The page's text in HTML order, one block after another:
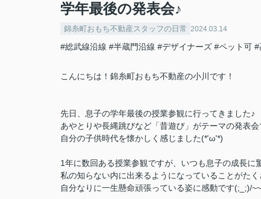
学年最後の発表会♪
錦糸町おもち不動産スタッフの日常 2024.03.14
#総武線沿線 #半蔵門沿線 #デザイナーズ #ペット可 #
こんにちは！錦糸町おもち不動産の小川です！
先日、息子の学年最後の授業参観に行ってきました♪
あやとりや長縄跳びなど「昔遊び」がテーマの発表会
自分の子供時代を懐かしく感じました(*'ω'*)
1年に数回ある授業参観ですが、いつも息子の成長に
私の知らない内に出来るようになっていることがたく
自分なりに一生懸命頑張っている姿に感動です(;_;)/